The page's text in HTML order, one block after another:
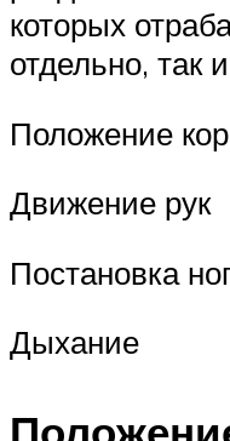
которых
отдельно, так
Положение
Движение рук
Постановка
Дыхание